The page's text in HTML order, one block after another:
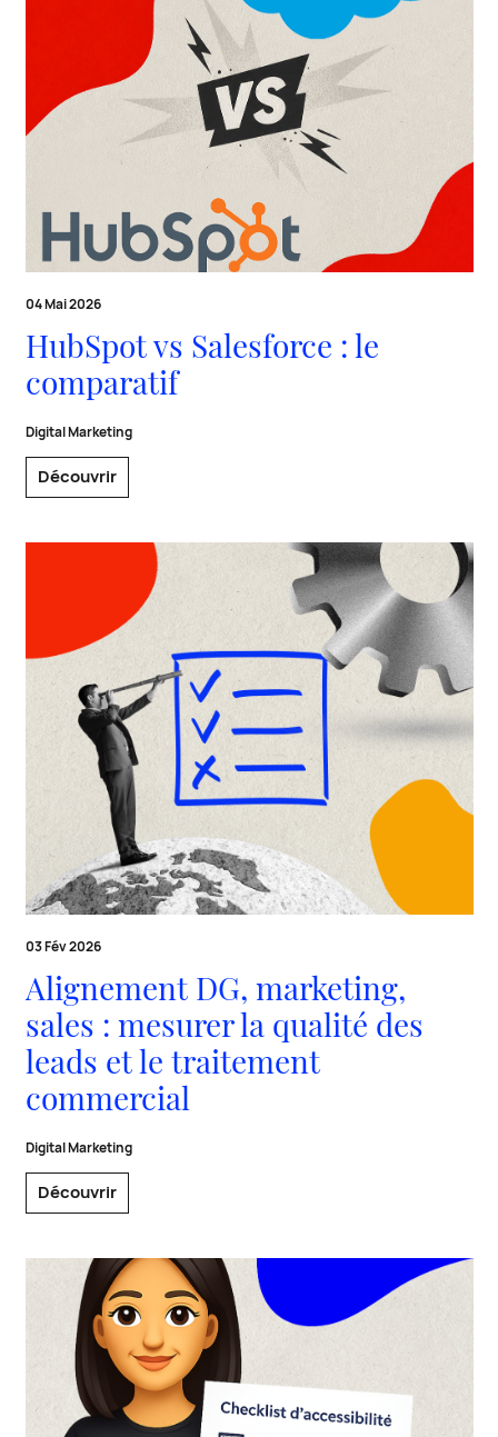
04 Mai 2026
HubSpot vs Salesforce : le
comparatif
Digital Marketing
Découvrir
03 Fév 2026
Alignement DG, marketing,
sales : mesurer la qualité des
leads et le traitement
commercial
Digital Marketing
Découvrir